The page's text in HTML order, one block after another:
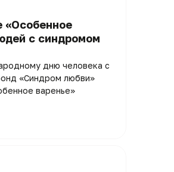
«Особенное
с синдромом
дню человека с
«Синдром любви»
варенье»